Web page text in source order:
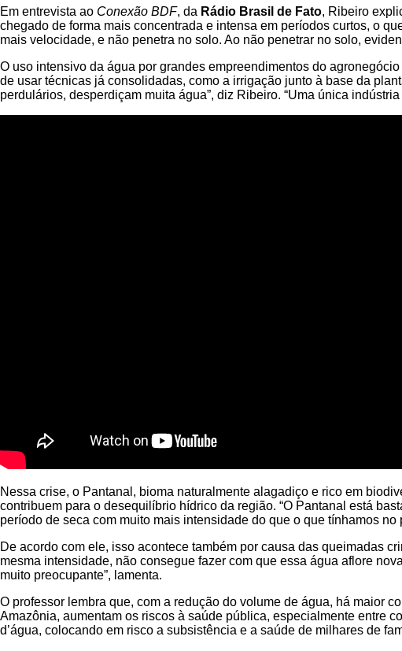
Em entrevista ao Conexão BDF, da Rádio Brasil de Fato, Ribeiro
chegado de forma mais concentrada e intensa em períodos curtos, o
mais velocidade, e não penetra no solo. Ao não penetrar no solo,
O uso intensivo da água por grandes empreendimentos do
de usar técnicas já consolidadas, como a irrigação junto à base da
perdulários, desperdiçam muita água”, diz Ribeiro. “Uma única
Nessa crise, o Pantanal, bioma naturalmente alagadiço e rico em
contribuem para o desequilíbrio hídrico da região. “O Pantanal está
período de seca com muito mais intensidade do que o que tínhamos no
De acordo com ele, isso acontece também por causa das queimadas
mesma intensidade, não consegue fazer com que essa água aflore
muito preocupante”, lamenta.
O professor lembra que, com a redução do volume de água, há maior
Amazônia, aumentam os riscos à saúde pública, especialmente entre
d’água, colocando em risco a subsistência e a saúde de milhares de